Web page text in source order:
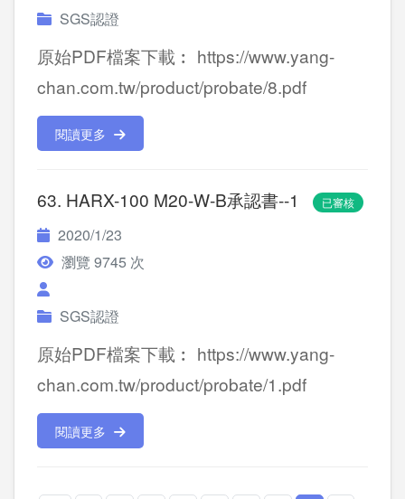
SGS認證
原始PDF檔案下載︰ https://www.yang-
chan.com.tw/product/probate/8.pdf
閱讀更多
63. HARX-100 M20-W-B承認書--1 已審核
2020/1/23
瀏覽 9745 次
SGS認證
原始PDF檔案下載︰ https://www.yang-
chan.com.tw/product/probate/1.pdf
閱讀更多